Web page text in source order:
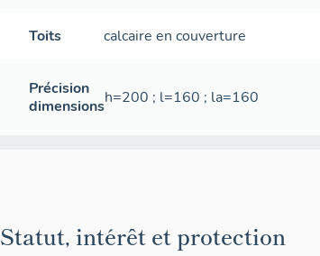
Toits calcaire en couverture
Précision
dimensionsh=200 ; l=160 ; la=160
Statut, intérêt et protection